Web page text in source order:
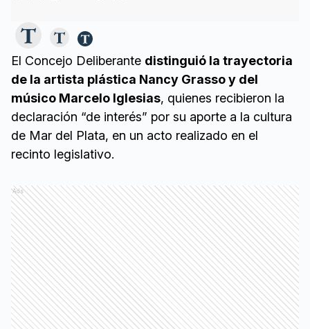
El Concejo Deliberante distinguió la trayectoria
de la artista plástica Nancy Grasso y del
músico Marcelo Iglesias, quienes recibieron la
declaración “de interés” por su aporte a la cultura
de Mar del Plata, en un acto realizado en el
recinto legislativo.
Ads